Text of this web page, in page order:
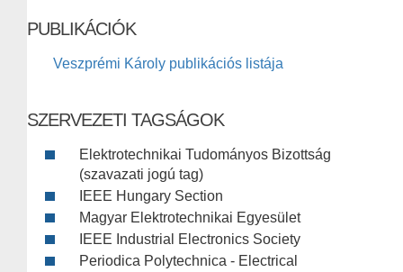
PUBLIKÁCIÓK
Veszprémi Károly publikációs listája
SZERVEZETI TAGSÁGOK
Elektrotechnikai Tudományos Bizottság
(szavazati jogú tag)
IEEE Hungary Section
Magyar Elektrotechnikai Egyesület
IEEE Industrial Electronics Society
Periodica Polytechnica - Electrical